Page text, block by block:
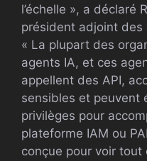
l’échelle », a déclaré
président adjoint des
« La plupart des
agents IA, et ces
appellent des API,
sensibles et peuvent
privilèges pour
plateforme IAM ou
conçue pour voir